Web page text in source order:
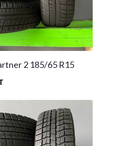
2 185/65 R15